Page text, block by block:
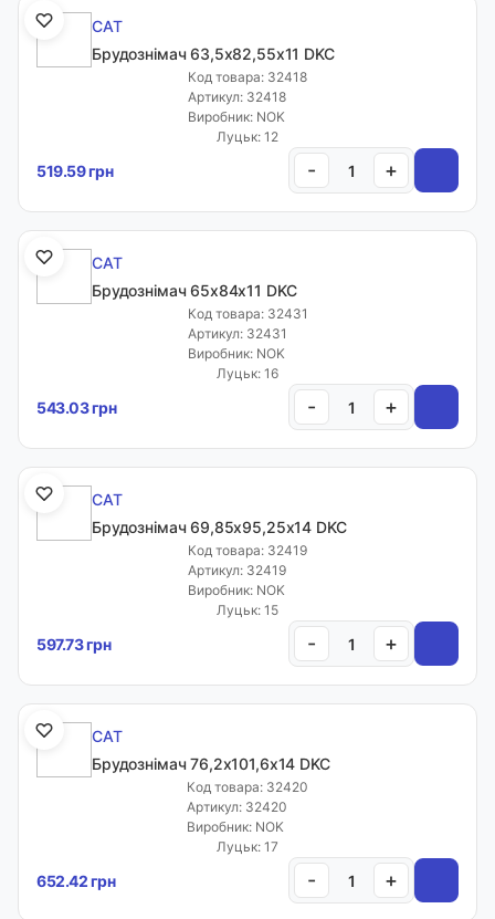
CAT
Брудознімач 63,5х82,55х11 DKC
Код товара: 32418
Артикул: 32418
Виробник: NOK
Луцьк: 12
519.59 грн - +
CAT
Брудознімач 65х84х11 DKC
Код товара: 32431
Артикул: 32431
Виробник: NOK
Луцьк: 16
543.03 грн - +
CAT
Брудознімач 69,85х95,25х14 DKC
Код товара: 32419
Артикул: 32419
Виробник: NOK
Луцьк: 15
597.73 грн - +
CAT
Брудознімач 76,2х101,6х14 DKC
Код товара: 32420
Артикул: 32420
Виробник: NOK
Луцьк: 17
652.42 грн - +